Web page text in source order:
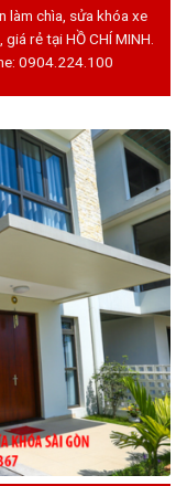
làm chìa, sửa khóa xe
rẻ tại HỒ CHÍ MINH.
0904.224.100